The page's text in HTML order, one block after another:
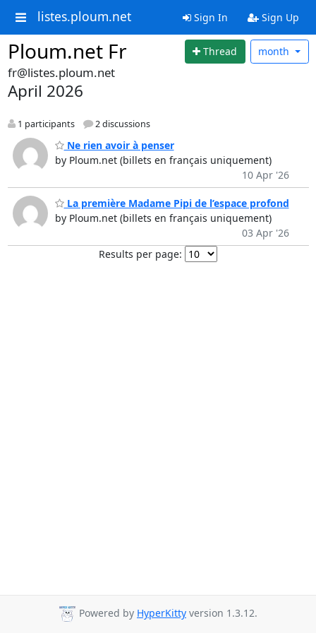
listes.ploum.net Sign In Sign Up
Ploum.net Fr Thread month
fr@listes.ploum.net
April 2026
1 participants 2 discussions
Ne rien avoir à penser
by Ploum.net (billets en français uniquement)
10 Apr '26
La première Madame Pipi de l’espace profond
by Ploum.net (billets en français uniquement)
03 Apr '26
Results per page:
Powered by HyperKitty version 1.3.12.